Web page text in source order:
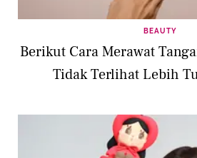
BEAUTY
Berikut Cara Merawat
Tidak Terlihat Lebih